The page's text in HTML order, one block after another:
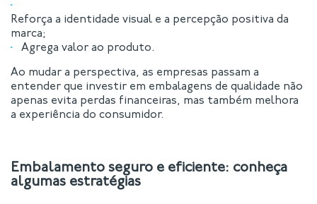
Reforça a identidade visual e a percepção positiva da
marca;
Agrega valor ao produto.
Ao mudar a perspectiva, as empresas passam a
entender que investir em embalagens de qualidade não
apenas evita perdas financeiras, mas também melhora
a experiência do consumidor.
Embalamento seguro e eficiente: conheça
algumas estratégias